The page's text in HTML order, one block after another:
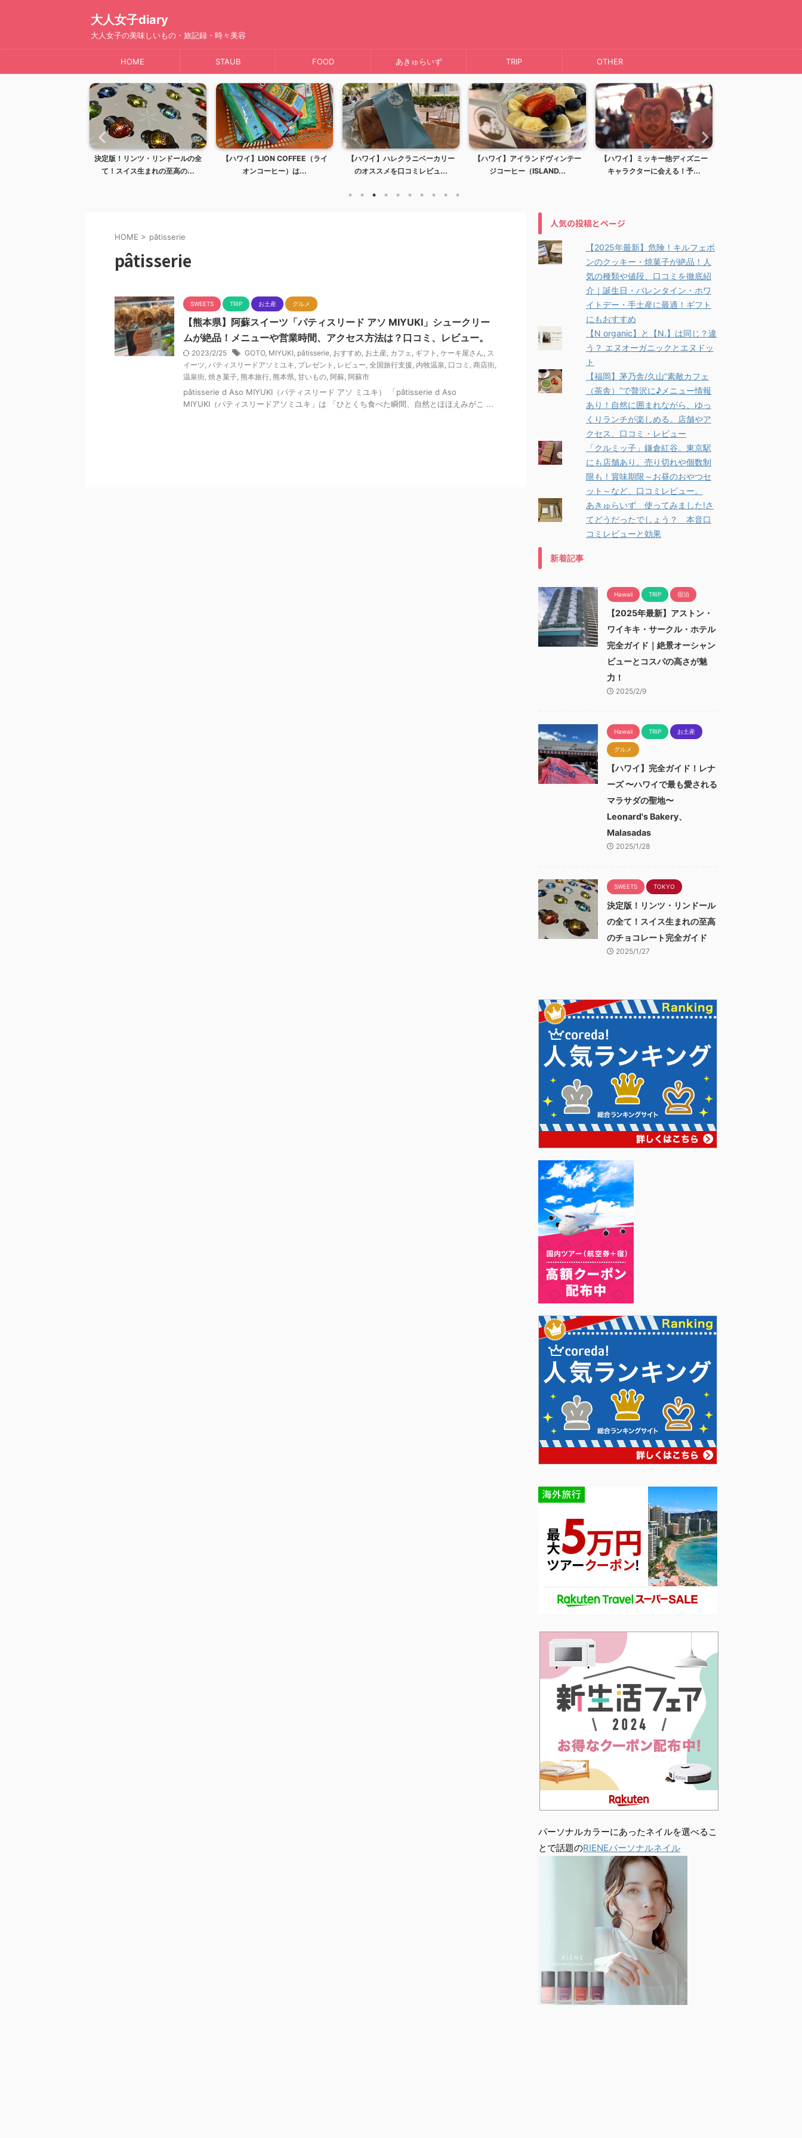
大人女子diary
大人女子の美味しいもの・旅記録・時々美容
HOME STAUB FOOD あきゅらいず TRIP OTHER
決定版！リンツ・リンドールの全
て！スイス生まれの至高の...
【ハワイ】LION COFFEE（ライ
オンコーヒー）は...
【ハワイ】ハレクラニベーカリー
のオススメを口コミレビュ...
【ハワイ】アイランドヴィンテー
ジコーヒー（ISLAND...
【ハワイ】ミッキー他ディズニー
キャラクターに会える！予...
HOME > pâtisserie
pâtisserie
SWEETS TRIP お土産 グルメ
【熊本県】阿蘇スイーツ「パティスリード アソ MIYUKI」シュークリー
ムが絶品！メニューや営業時間、アクセス方法は？口コミ、レビュー。
2023/2/25 GOTO, MIYUKI pâtisserie おすすめ お土産 カフェ ギフト ケーキ屋さん ス
イーツ パティスリードアソミユキ プレゼント レビュー 全国旅行支援 内牧温泉 口コミ 商店街
温泉街 焼き菓子 熊本旅行 熊本県 甘いもの 阿蘇 阿蘇市
pâtisserie d Aso MIYUKI（パティスリード アソ ミユキ） 「pâtisserie d Aso
MIYUKI（パティスリードアソミユキ」は 「ひとくち食べた瞬間、自然とほほえみがこ ...
人気の投稿とページ
【2025年最新】危険！キルフェボ
ンのクッキー・焼菓子が絶品！人
気の種類や値段、口コミを徹底紹
介｜誕生日・バレンタイン・ホワ
イトデー・手土産に最適！ギフト
にもおすすめ
【N organic】と【N.】は同じ？違
う？ エヌオーガニックとエヌドッ
ト
【福岡】茅乃舎/久山”素敵カフェ
（茶舎）”で贅沢に♪メニュー情報
あり！自然に囲まれながら、ゆっ
くりランチが楽しめる。店舗やア
クセス、口コミ・レビュー
「クルミッ子」鎌倉紅谷。東京駅
にも店舗あり。売り切れや個数制
限も！賞味期限～お昼のおやつセ
ット～など、口コミレビュー。
あきゅらいず 使ってみました!さ
てどうだったでしょう？ 本音口
コミレビューと効果
新着記事
Hawaii TRIP 宿泊
【2025年最新】アストン・
ワイキキ・サークル・ホテル
完全ガイド｜絶景オーシャン
ビューとコスパの高さが魅
力！
2025/2/9
Hawaii TRIP お土産
グルメ
【ハワイ】完全ガイド！レナ
ーズ 〜ハワイで最も愛される
マラサダの聖地〜
Leonard's Bakery、
Malasadas
2025/1/28
SWEETS TOKYO
決定版！リンツ・リンドール
の全て！スイス生まれの至高
のチョコレート完全ガイド
2025/1/27
パーソナルカラーにあったネイルを選べるこ
とで話題のRIENEパーソナルネイル